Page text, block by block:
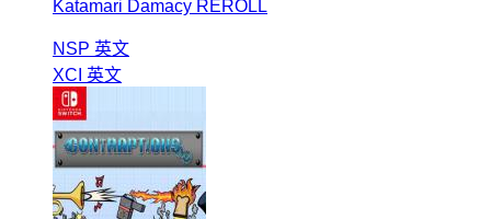
Katamari Damacy REROLL
NSP 英文
XCI 英文